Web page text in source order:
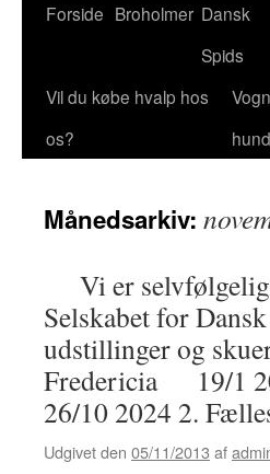
Forside Broholmer Dansk
Spids
Vil du købe hvalp hos
os?
hund
Månedsarkiv:
Vi er selvfølgelig
Selskabet for
udstillinger og
Fredericia 19/1
26/10 2024 2.
Udgivet den 05/11/2013 af